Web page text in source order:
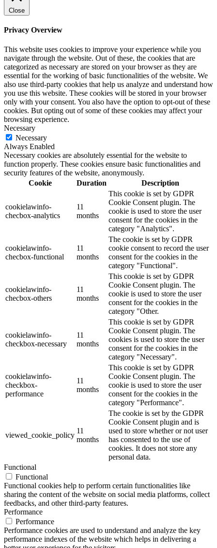
Close
Privacy Overview
This website uses cookies to improve your experience while you
navigate through the website. Out of these, the cookies that are
categorized as necessary are stored on your browser as they are
essential for the working of basic functionalities of the website. We
also use third-party cookies that help us analyze and understand how
you use this website. These cookies will be stored in your browser
only with your consent. You also have the option to opt-out of these
cookies. But opting out of some of these cookies may affect your
browsing experience.
Necessary
Necessary
Always Enabled
Necessary cookies are absolutely essential for the website to
function properly. These cookies ensure basic functionalities and
security features of the website, anonymously.
Cookie
Duration Description
cookielawinfo-
checbox-analytics
11
months
This cookie is set by GDPR
Cookie Consent plugin. The
cookie is used to store the user
consent for the cookies in the
category "Analytics".
cookielawinfo-
checbox-functional
11
months
The cookie is set by GDPR
cookie consent to record the user
consent for the cookies in the
category "Functional".
cookielawinfo-
checbox-others
11
months
This cookie is set by GDPR
Cookie Consent plugin. The
cookie is used to store the user
consent for the cookies in the
category "Other.
cookielawinfo-
checkbox-necessary
11
months
This cookie is set by GDPR
Cookie Consent plugin. The
cookies is used to store the user
consent for the cookies in the
category "Necessary".
cookielawinfo-
checkbox-
performance
11
months
This cookie is set by GDPR
Cookie Consent plugin. The
cookie is used to store the user
consent for the cookies in the
category "Performance".
viewed_cookie_policy
11
months
The cookie is set by the GDPR
Cookie Consent plugin and is
used to store whether or not user
has consented to the use of
cookies. It does not store any
personal data.
Functional
Functional
Functional cookies help to perform certain functionalities like
sharing the content of the website on social media platforms, collect
feedbacks, and other third-party features.
Performance
Performance
Performance cookies are used to understand and analyze the key
performance indexes of the website which helps in delivering a